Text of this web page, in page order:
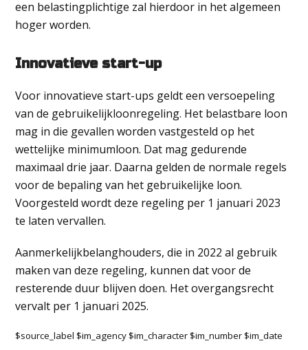
een belastingplichtige zal hierdoor in het algemeen
hoger worden.
Innovatieve start-up
Voor innovatieve start-ups geldt een versoepeling
van de gebruikelijkloonregeling. Het belastbare loon
mag in die gevallen worden vastgesteld op het
wettelijke minimumloon. Dat mag gedurende
maximaal drie jaar. Daarna gelden de normale regels
voor de bepaling van het gebruikelijke loon.
Voorgesteld wordt deze regeling per 1 januari 2023
te laten vervallen.
Aanmerkelijkbelanghouders, die in 2022 al gebruik
maken van deze regeling, kunnen dat voor de
resterende duur blijven doen. Het overgangsrecht
vervalt per 1 januari 2025.
$source_label $im_agency $im_character $im_number $im_date